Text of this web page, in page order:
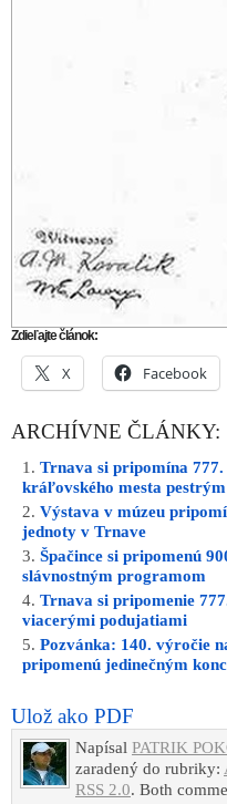
Zdieľajte článok:
X Facebook
ARCHÍVNE ČLÁNKY:
Trnava si pripomína 777.
kráľovského mesta
Výstava v múzeu
jednoty v Trnave
Špačince si pripomenú
slávnostným programom
Trnava si pripomenie
viacerými podujatiami
Pozvánka: 140. výročie
pripomenú jedinečným
Ulož ako PDF
Napísal PATRIK
zaradený do rubriky:
RSS 2.0. Both